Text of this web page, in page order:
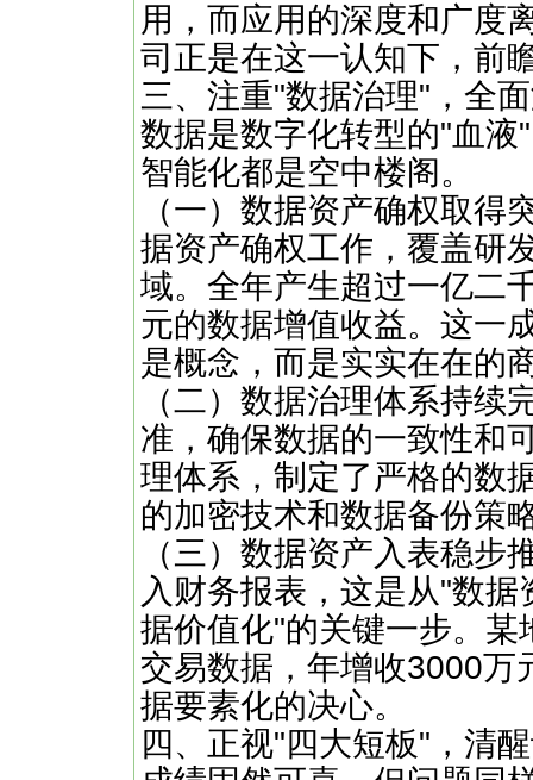
用，而应用的深度和广度
司正是在这一认知下，前
三、注重"数据治理"，全
数据是数字化转型的"血
智能化都是空中楼阁。
（一）数据资产确权取
据资产确权工作，覆盖研
域。全年产生超过一亿二
元的数据增值收益。这一
是概念，而是实实在在的
（二）数据治理体系持续
准，确保数据的一致性和
理体系，制定了严格的数
的加密技术和数据备份策
（三）数据资产入表稳步
入财务报表，这是从"数
据价值化"的关键一步。
交易数据，年增收3000万
据要素化的决心。
四、正视"四大短板"，清